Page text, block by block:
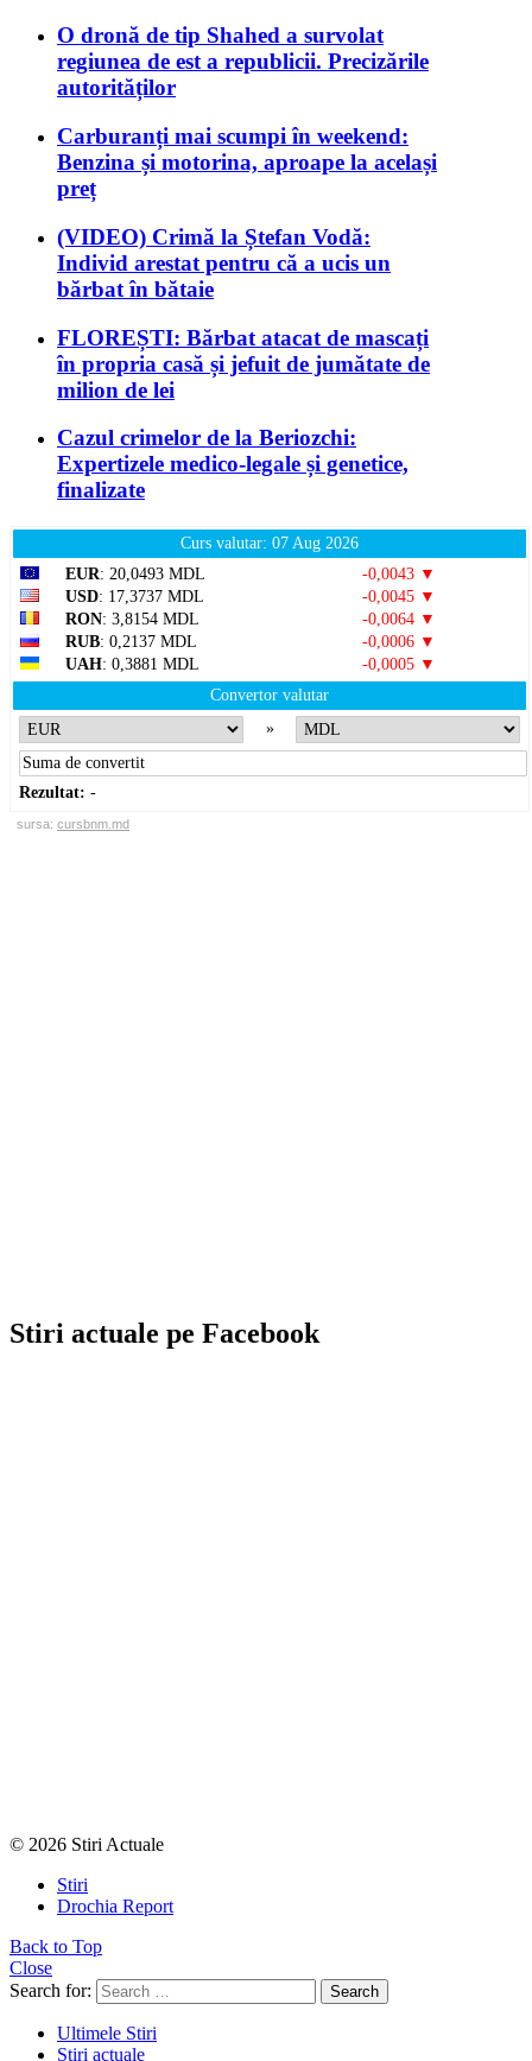
O dronă de tip Shahed a survolat
regiunea de est a republicii. Precizările
autorităților
Carburanți mai scumpi în weekend:
Benzina și motorina, aproape la același
preț
(VIDEO) Crimă la Ștefan Vodă:
Individ arestat pentru că a ucis un
bărbat în bătaie
FLOREȘTI: Bărbat atacat de mascați
în propria casă și jefuit de jumătate de
milion de lei
Cazul crimelor de la Beriozchi:
Expertizele medico-legale și genetice,
finalizate
Curs valutar: 07 Aug 2026
EUR: 20,0493 MDL
-0,0043 ▼
USD: 17,3737 MDL
-0,0045 ▼
RON: 3,8154 MDL
-0,0064 ▼
RUB: 0,2137 MDL
-0,0006 ▼
UAH: 0,3881 MDL
-0,0005 ▼
Convertor valutar
»
Rezultat: -
sursa: cursbnm.md
Stiri actuale pe Facebook
© 2026 Stiri Actuale
Stiri
Drochia Report
Back to Top
Close
Search for:
Search
Ultimele Stiri
Stiri actuale